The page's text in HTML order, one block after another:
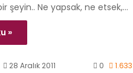
şeyin.. Ne yapsak, ne etsek,…
»
28 Aralık 2011 0 1.633